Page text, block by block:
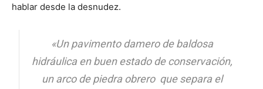
hablar desde la desnudez.
«Un pavimento damero de baldosa
hidráulica en buen estado de conservación,
un arco de piedra obrero que separa el